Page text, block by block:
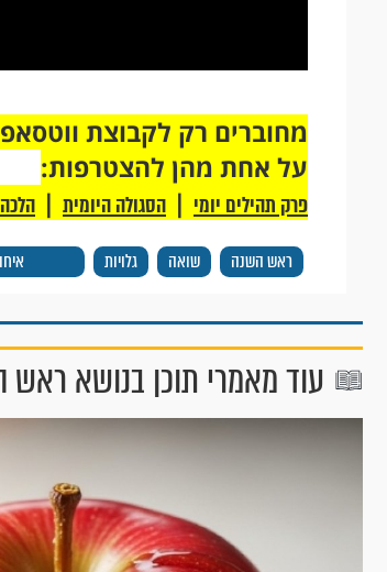
ראש השנה שואה גלויות
על אחת מהן להצטרפות:
פרק תהילים יומי | הסגולה היומית |
עוד מאמרי תוכן בנושא